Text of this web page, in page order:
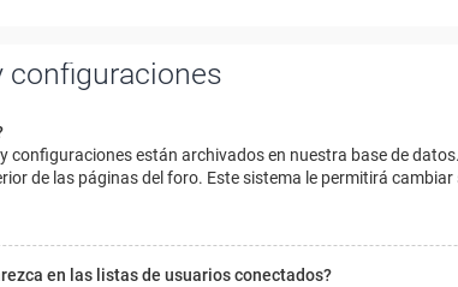
configuraciones
configuraciones están archivados en nuestra base de
de las páginas del foro. Este sistema le permitirá
en las listas de usuarios conectados?